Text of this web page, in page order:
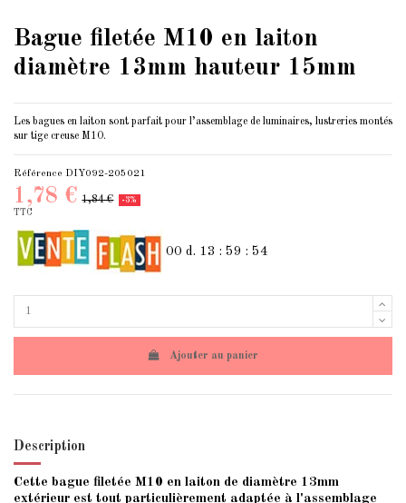
Bague filetée M10 en laiton
diamètre 13mm hauteur 15mm
Les bagues en laiton sont parfait pour l’assemblage de luminaires, lustreries montés
sur tige creuse M10.
Référence DIY092-205021
1,78 € 1,84 €
-3%
TTC
00 d. 13 : 59 : 54
Ajouter au panier
Description
Cette bague filetée M10 en laiton de diamètre 13mm
extérieur est tout particulièrement adaptée à l'assemblage